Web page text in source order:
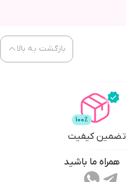
بازگشت به بالا
تضمین کیفیت
همراه ما باشید